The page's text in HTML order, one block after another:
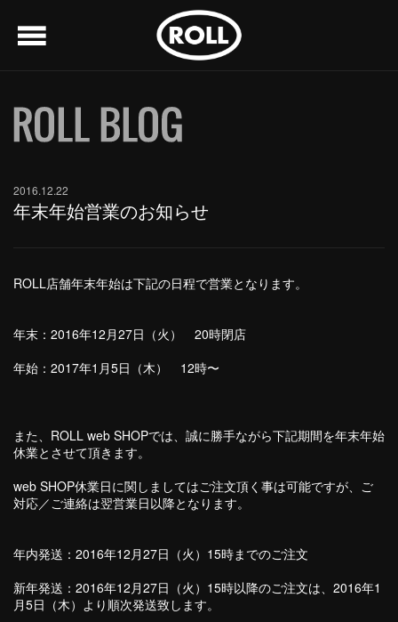
menu
2016.12.22
年末年始営業のお知らせ
ROLL店舗年末年始は下記の日程で営業となります。
年末：2016年12月27日（火） 20時閉店
年始：2017年1月5日（木） 12時〜
また、ROLL web SHOPでは、誠に勝手ながら下記期間を年末年始
休業とさせて頂きます。
web SHOP休業日に関しましてはご注文頂く事は可能ですが、ご
対応／ご連絡は翌営業日以降となります。
年内発送：2016年12月27日（火）15時までのご注文
新年発送：2016年12月27日（火）15時以降のご注文は、2016年1
月5日（木）より順次発送致します。